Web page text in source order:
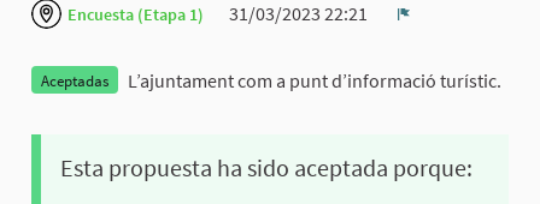
Encuesta (Etapa 1)
31/03/2023 22:21
Aceptadas L’ajuntament com a punt d’informació turístic.
Esta propuesta ha sido aceptada porque: